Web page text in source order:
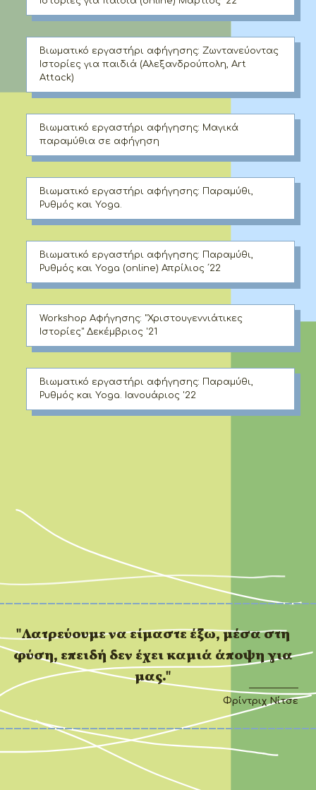
Βιωματικό εργαστήρι αφήγησης: Ζωντανεύοντας
Ιστορίες για παιδιά (Αλεξανδρούπολη, Αrt
Attack)
Βιωματικό εργαστήρι αφήγησης: Μαγικά
παραμύθια σε αφήγηση
Βιωματικό εργαστήρι αφήγησης: Παραμύθι,
Ρυθμός και Yoga.
Βιωματικό εργαστήρι αφήγησης: Παραμύθι,
Ρυθμός και Yoga (online) Απρίλιος ΄22
Workshop Αφήγησης: "Χριστουγεννιάτικες
Ιστορίες" Δεκέμβριος '21
Βιωματικό εργαστήρι αφήγησης: Παραμύθι,
Ρυθμός και Yoga. Ιανουάριος '22
"Λατρεύουμε να είμαστε έξω, μέσα στη
φύση, επειδή δεν έχει καμιά άποψη για
μας."
Φρίντριχ Νίτσε